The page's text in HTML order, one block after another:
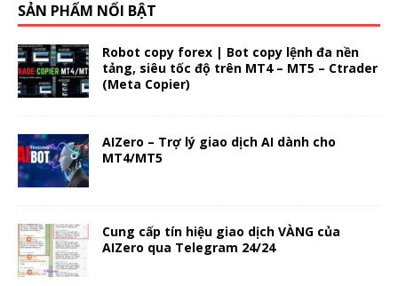
SẢN PHẨM NỔI BẬT
Robot copy forex | Bot copy lệnh đa nền
tảng, siêu tốc độ trên MT4 – MT5 – Ctrader
(Meta Copier)
AIZero – Trợ lý giao dịch AI dành cho
MT4/MT5
Cung cấp tín hiệu giao dịch VÀNG của
AIZero qua Telegram 24/24